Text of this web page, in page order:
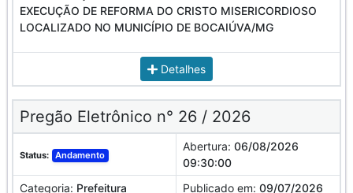
EXECUÇÃO DE REFORMA DO CRISTO MISERICORDIOSO
LOCALIZADO NO MUNICÍPIO DE BOCAIÚVA/MG
Detalhes
Pregão Eletrônico n° 26 / 2026
Status: Andamento
Abertura: 06/08/2026
09:30:00
Categoria: Prefeitura Publicado em: 09/07/2026